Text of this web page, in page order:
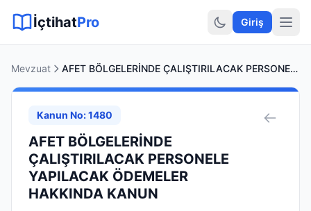
Hukuki Araçlar
İçtihatPro Giriş
Mevzuat AFET BÖLGELERİNDE ÇALIŞTIRILACAK PERSONELE YAPILACAK ÖDEMELER HAKKINDA KANUN
Kanun No: 1480
AFET BÖLGELERİNDE
ÇALIŞTIRILACAK PERSONELE
YAPILACAK ÖDEMELER
HAKKINDA KANUN